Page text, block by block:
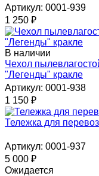
Артикул: 0001-939
1 250 ₽
В наличии
Чехол
"Легенды" кракле
Артикул: 0001-938
1 150 ₽
Тележка для
Артикул: 0001-937
5 000 ₽
Ожидается